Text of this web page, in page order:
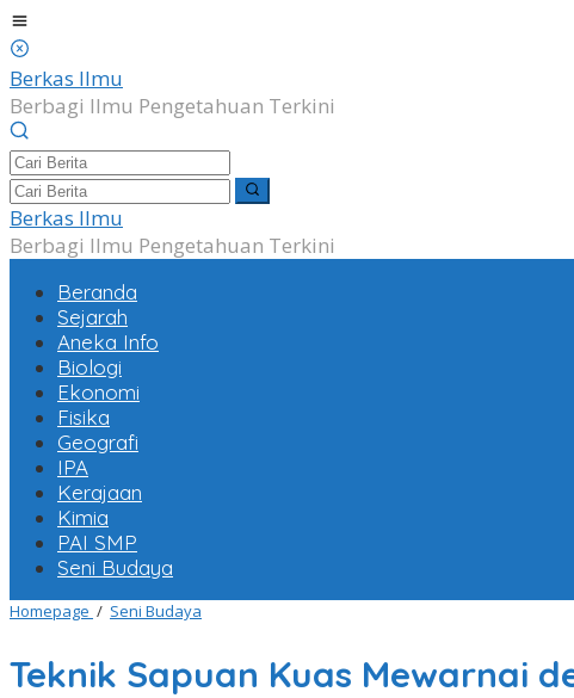
Lewati
ke
konten
Berkas Ilmu
Berbagi Ilmu Pengetahuan Terkini
Berkas Ilmu
Berbagi Ilmu Pengetahuan Terkini
Beranda
Sejarah
Aneka Info
Biologi
Ekonomi
Fisika
Geografi
IPA
Kerajaan
Kimia
PAI SMP
Seni Budaya
Homepage / Seni Budaya
Mewarnai
Teknik Sapuan Kuas Mewarnai